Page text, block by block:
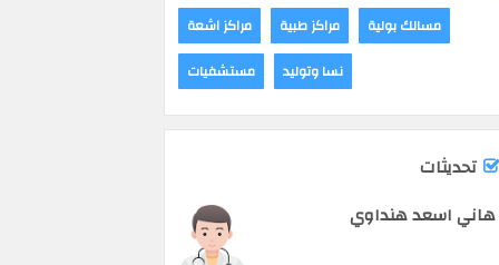
مراكز اشعة
مراكز طبية
مسالك بولية
مستشفيات
نسا وتوليد
تحديثات
اسعد هنداوي